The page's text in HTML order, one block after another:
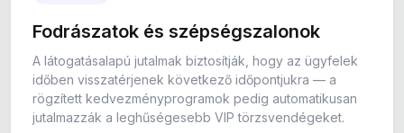
Fodrászatok és szépségszalonok
A látogatásalapú jutalmak biztosítják, hogy az ügyfelek
időben visszatérjenek következő időpontjukra — a
rögzített kedvezményprogramok pedig automatikusan
jutalmazzák a leghűségesebb VIP törzsvendégeket.